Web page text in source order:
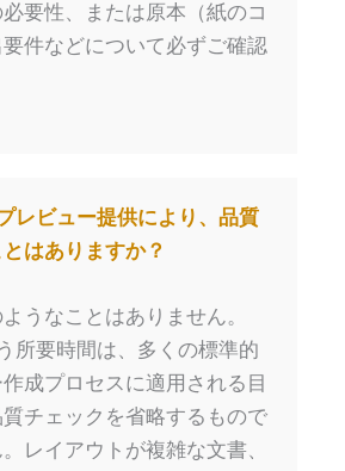
要性、または原本（紙のコ
件などについて必ずご確認
レビュー提供により、品質
はありますか？
うなことはありません。
所要時間は、多くの標準的
成プロセスに適用される目
チェックを省略するもので
レイアウトが複雑な文書、